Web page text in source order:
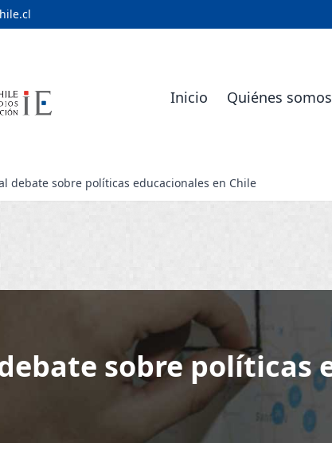
Inicio Quiénes somos
debate sobre políticas educacionales en Chile
sobre políticas